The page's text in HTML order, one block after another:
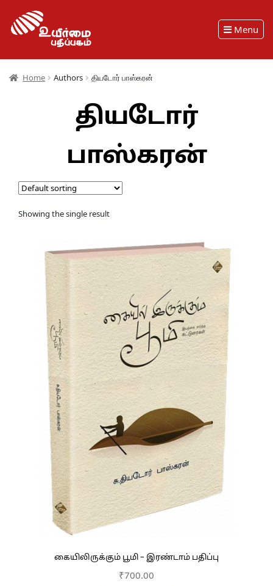
Menu
Home Authors தியடோர் பாஸ்கரன்
தியடோர்
பாஸ்கரன்
Showing the single result
கையிலிருக்கும் பூமி – இரண்டாம் பதிப்பு
₹700.00